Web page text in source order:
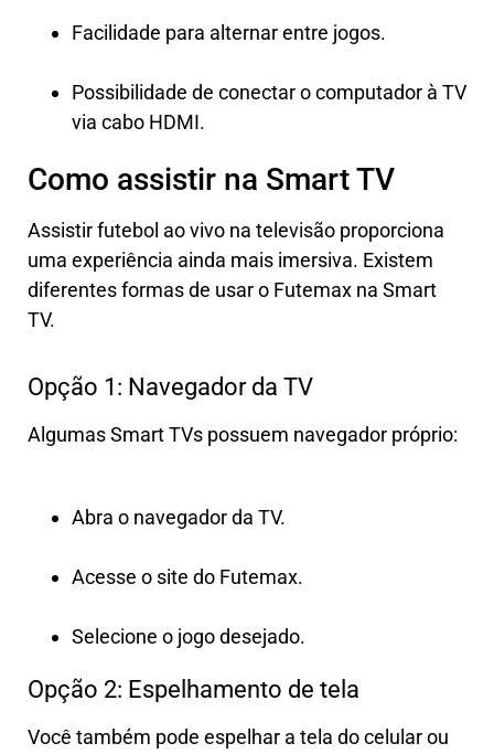
Facilidade para alternar entre jogos.
Possibilidade de conectar o computador à TV
via cabo HDMI.
Como assistir na Smart TV
Assistir futebol ao vivo na televisão proporciona
uma experiência ainda mais imersiva. Existem
diferentes formas de usar o Futemax na Smart
TV.
Opção 1: Navegador da TV
Algumas Smart TVs possuem navegador próprio:
Abra o navegador da TV.
Acesse o site do Futemax.
Selecione o jogo desejado.
Opção 2: Espelhamento de tela
Você também pode espelhar a tela do celular ou